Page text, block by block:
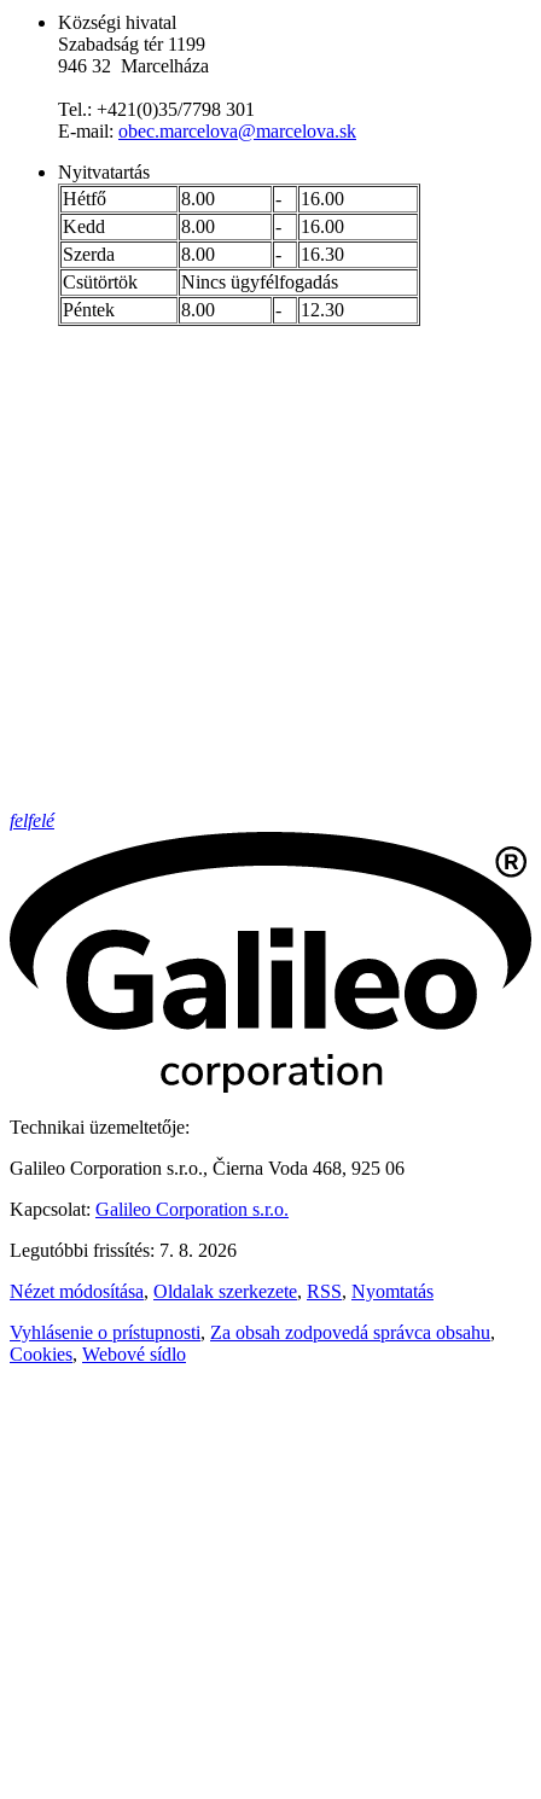
Községi hivatal
Szabadság tér 1199
946 32 Marcelháza
Tel.: +421(0)35/7798 301
E-mail: obec.marcelova@marcelova.sk
Nyitvatartás
Hétfő
8.00 -
16.00
Kedd
8.00 -
16.00
Szerda
8.00 -
16.30
Csütörtök
Nincs ügyfélfogadás
Péntek
8.00 - 12.30
felfelé
Technikai üzemeltetője:
Galileo Corporation s.r.o., Čierna Voda 468, 925 06
Kapcsolat: Galileo Corporation s.r.o.
Legutóbbi frissítés: 7. 8. 2026
Nézet módosítása, Oldalak szerkezete, RSS, Nyomtatás
Vyhlásenie o prístupnosti, Za obsah zodpovedá správca obsahu,
Cookies, Webové sídlo